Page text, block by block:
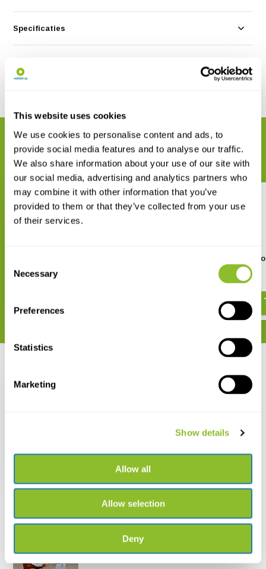
This website uses cookies
We use cookies to personalise content and ads, to
provide social media features and to analyse our traffic.
We also share information about your use of our site with
our social media, advertising and analytics partners who
may combine it with other information that you’ve
provided to them or that they’ve collected from your use
of their services.
Selection
Necessary
Preferences
Statistics
Marketing
Show details
Allow all
Allow selection
Deny
Specificaties
GERELATEERDE PRODUCTEN
Maak uw bestelling compleet
Field Guide to Snakes
Middle East
€ 26,15
Kurdistan region of